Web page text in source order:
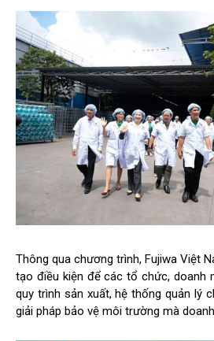
Thông qua chương trình, Fujiwa Việt
tạo điều kiện để các tổ chức, doanh
quy trình sản xuất, hệ thống quản lý
giải pháp bảo vệ môi trường mà